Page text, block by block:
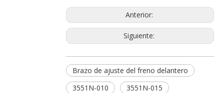
Anterior:
Siguiente:
Brazo de ajuste del freno delantero
3551N-010
3551N-015